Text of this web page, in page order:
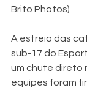
Brito Photos)
A estreia das
sub-17 do
um chute direto
equipes foram